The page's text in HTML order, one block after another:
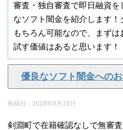
審査・独自審査で即日融資を
なソフト闇金を紹介します
もちろん可能なので、まず
試す価値はあると思います！
優良なソフト闇金への
投稿日： 2018年8月19日
剣淵町で在籍確認なしで無審